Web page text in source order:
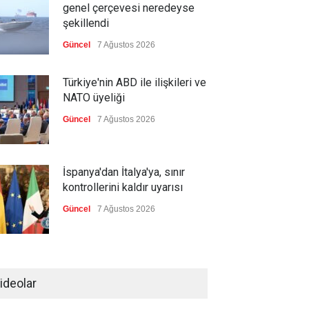
genel çerçevesi neredeyse
şekillendi
Güncel 7 Ağustos 2026
Türkiye'nin ABD ile ilişkileri ve
NATO üyeliği
Güncel 7 Ağustos 2026
İspanya'dan İtalya'ya, sınır
kontrollerini kaldır uyarısı
Güncel 7 Ağustos 2026